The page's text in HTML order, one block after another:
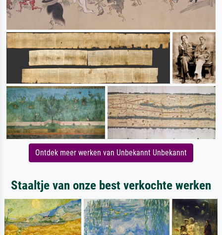
Ontdek meer werken van Unbekannt Unbekannt
Staaltje van onze best verkochte werken